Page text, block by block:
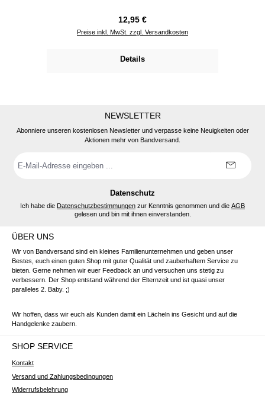
Regulärer Preis:
12,95 €
Preise inkl. MwSt. zzgl. Versandkosten
Details
NEWSLETTER
Abonniere unseren kostenlosen Newsletter und verpasse keine Neuigkeiten oder
Aktionen mehr von Bandversand.
Mail-
Datenschutz
Ich habe die Datenschutzbestimmungen zur Kenntnis genommen und die AGB
gelesen und bin mit ihnen einverstanden.
ÜBER UNS
Wir von Bandversand sind ein kleines Familienunternehmen und geben unser
Bestes, euch einen guten Shop mit guter Qualität und zauberhaftem Service zu
bieten. Gerne nehmen wir euer Feedback an und versuchen uns stetig zu
verbessern. Der Shop entstand während der Elternzeit und ist quasi unser
paralleles 2. Baby. ;)
Wir hoffen, dass wir euch als Kunden damit ein Lächeln ins Gesicht und auf die
Handgelenke zaubern.
SHOP SERVICE
Kontakt
Versand und Zahlungsbedingungen
Widerrufsbelehrung